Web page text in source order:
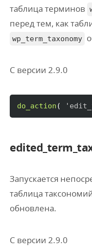
таблица терминов
перед тем, как
wp_term_taxonomy
С версии 2.9.0
do_action (
Запускается
таблица
обновлена.
С версии 2.9.0